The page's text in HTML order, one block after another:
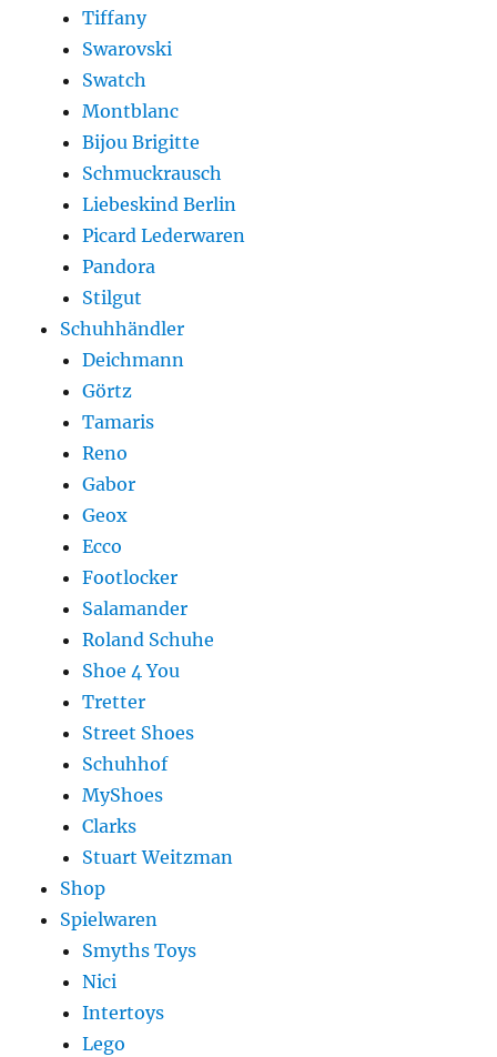
Tiffany
Swarovski
Swatch
Montblanc
Bijou Brigitte
Schmuckrausch
Liebeskind Berlin
Picard Lederwaren
Pandora
Stilgut
Schuhhändler
Deichmann
Görtz
Tamaris
Reno
Gabor
Geox
Ecco
Footlocker
Salamander
Roland Schuhe
Shoe 4 You
Tretter
Street Shoes
Schuhhof
MyShoes
Clarks
Stuart Weitzman
Shop
Spielwaren
Smyths Toys
Nici
Intertoys
Lego